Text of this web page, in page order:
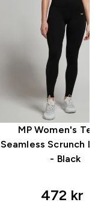
MP Women's
Seamless Scrunch
- Black
472 kr‎